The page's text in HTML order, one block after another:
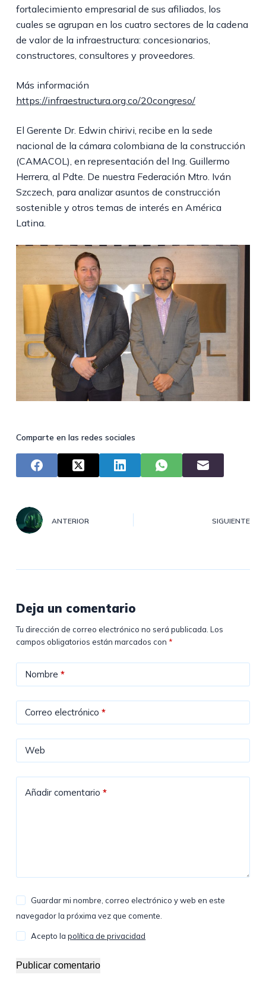
fortalecimiento empresarial de sus afiliados, los
cuales se agrupan en los cuatro sectores de la cadena
de valor de la infraestructura: concesionarios,
constructores, consultores y proveedores.
Más información
https://infraestructura.org.co/20congreso/
El Gerente Dr. Edwin chirivi, recibe en la sede
nacional de la cámara colombiana de la construcción
(CAMACOL), en representación del Ing. Guillermo
Herrera, al Pdte. De nuestra Federación Mtro. Iván
Szczech, para analizar asuntos de construcción
sostenible y otros temas de interés en América
Latina.
Comparte en las redes sociales
ANTERIOR SIGUIENTE
Deja un comentario
Tu dirección de correo electrónico no será publicada. Los
campos obligatorios están marcados con *
Nombre *
Correo electrónico *
Web
Añadir comentario *
Guardar mi nombre, correo electrónico y web en este
navegador la próxima vez que comente.
Acepto lapolítica de privacidad
Publicar comentario